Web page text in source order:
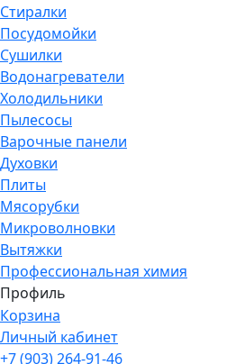
Стиралки
Посудомойки
Сушилки
Водонагреватели
Холодильники
Пылесосы
Варочные панели
Духовки
Плиты
Мясорубки
Микроволновки
Вытяжки
Профессиональная химия
Профиль
Корзина
Личный кабинет
+7 (903) 264-91-46